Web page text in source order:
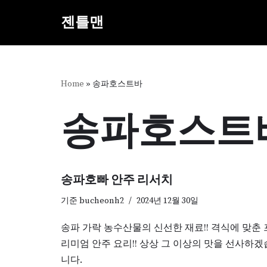
텐
젠틀맨
Home » 송파호스트바
송파호스트
송파호빠 안주 리서치
기준 bucheonh2 2024년 12월 30일
송파 가락 농수산물의 신선한 재료!! 격식에 맞춘
리미엄 안주 요리!! 상상 그 이상의 맛을 선사하겠
니다.